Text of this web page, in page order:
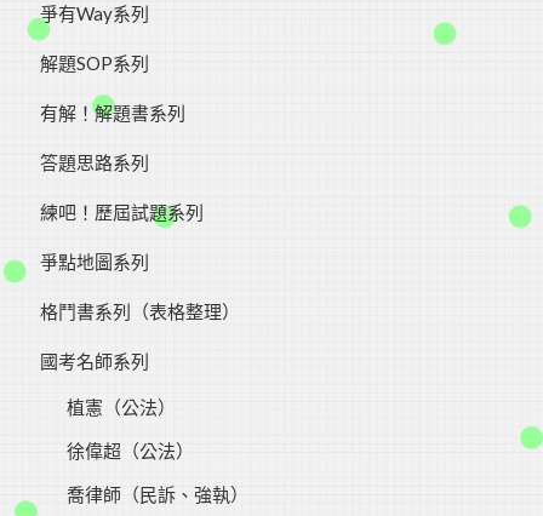
爭有Way系列
​解題SOP系列
有解！解題書系列
答題思路系列
練吧！歷屆試題系列
爭點地圖系列
格鬥書系列（表格整理）
國考名師系列
植憲（公法）
徐偉超（公法）
喬律師（民訴、強執）